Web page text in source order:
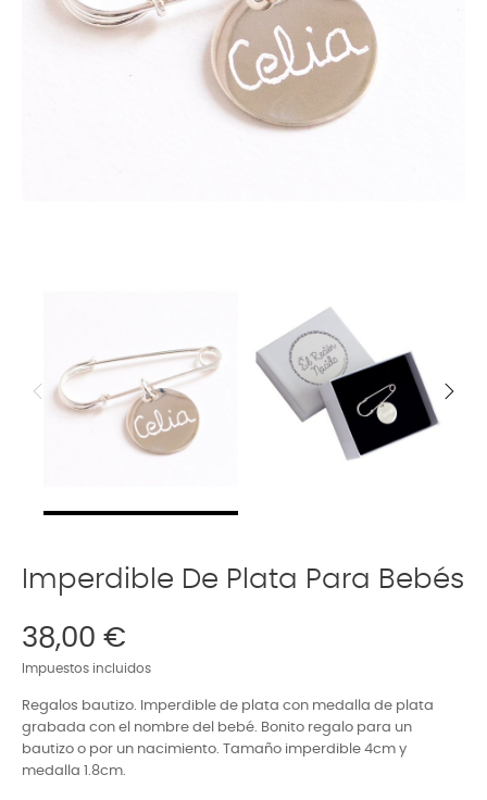
Imperdible De Plata Para Bebés
38,00 €
Impuestos incluidos
Regalos bautizo. Imperdible de plata con medalla de plata
grabada con el nombre del bebé. Bonito regalo para un
bautizo o por un nacimiento. Tamaño imperdible 4cm y
medalla 1.8cm.